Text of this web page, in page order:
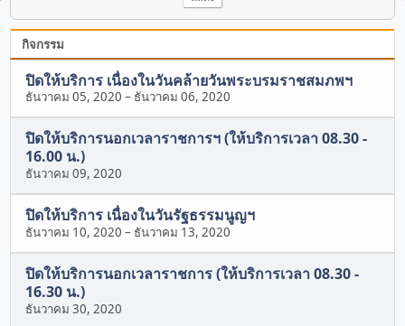
กิจกรรม
ปิดให้บริการ เนื่องในวันคล้ายวันพระบรมราชสมภพฯ
ธันวาคม 05, 2020 – ธันวาคม 06, 2020
ปิดให้บริการนอกเวลาราชการฯ (ให้บริการเวลา 08.30 -
16.00 น.)
ธันวาคม 09, 2020
ปิดให้บริการ เนื่องในวันรัฐธรรมนูญฯ
ธันวาคม 10, 2020 – ธันวาคม 13, 2020
ปิดให้บริการนอกเวลาราชการ (ให้บริการเวลา 08.30 -
16.30 น.)
ธันวาคม 30, 2020